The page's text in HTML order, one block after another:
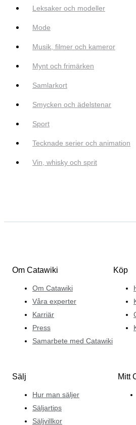
Leksaker och modeller
Mode
Musik, filmer och kameror
Mynt och frimärken
Samlarkort
Smycken och ädelstenar
Sport
Tecknade serier och animation
Vin, whisky och sprit
Om Catawiki
Om Catawiki
Våra experter
Karriär
Press
Samarbete med Catawiki
Köp
Sälj
Hur man säljer
Säljartips
Säljvillkor
Mitt